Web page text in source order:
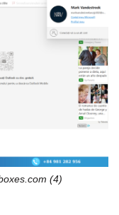
(4)